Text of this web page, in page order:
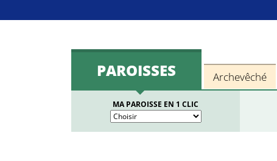
PAROISSES Archevêché
MA PAROISSE EN 1 CLIC